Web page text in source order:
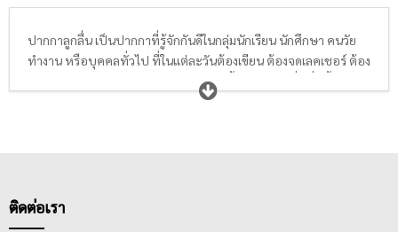
ปากกาลูกลื่น เป็นปากกาที่รู้จักกันดีในกลุ่มนักเรียน นักศึกษา คนวัย
ทำงาน หรือบุคคลทั่วไป ที่ในแต่ละวันต้องเขียน ต้องจดเลคเชอร์ ต้อง
จดบันทึก หรือจดรายงานการประชุม ดังนั้นปากกาลูกลื่นที่ดีนั้น ต้อง
เขียนลื่น เขียนไม่ติดขัด น้ำหมึกต้องไหลสม่ำเสมอ ไม่ขาดตอน, ลาย
ส่วนหัวบอลทำจากทังสเตนคาร์ไบด์ (Tungsten Carbide) จึงทำให้
ติดต่อเรา